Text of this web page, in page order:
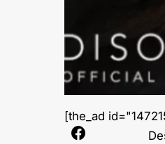
[the_ad